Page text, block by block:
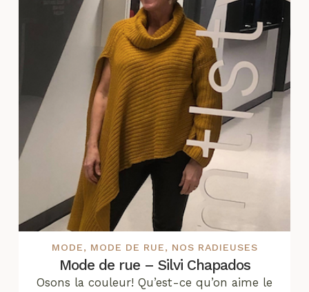
MODE, MODE DE RUE, NOS RADIEUSES
Mode de rue – Silvi Chapados
Osons la couleur! Qu’est-ce qu’on aime le